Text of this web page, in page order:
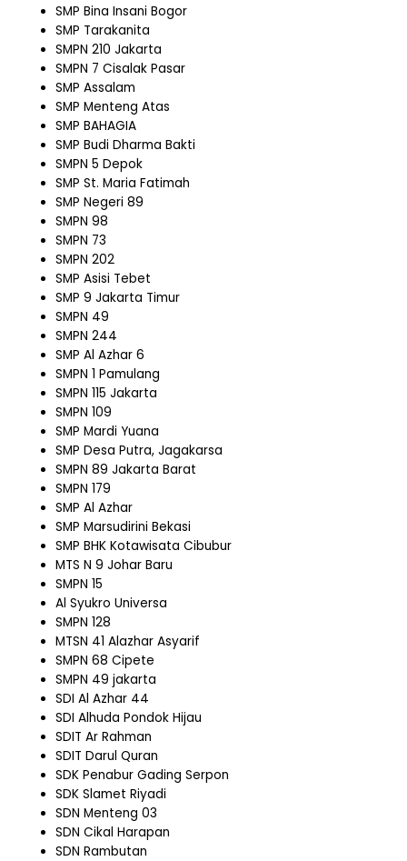
SMP Bina Insani Bogor
SMP Tarakanita
SMPN 210 Jakarta
SMPN 7 Cisalak Pasar
SMP Assalam
SMP Menteng Atas
SMP BAHAGIA
SMP Budi Dharma Bakti
SMPN 5 Depok
SMP St. Maria Fatimah
SMP Negeri 89
SMPN 98
SMPN 73
SMPN 202
SMP Asisi Tebet
SMP 9 Jakarta Timur
SMPN 49
SMPN 244
SMP Al Azhar 6
SMPN 1 Pamulang
SMPN 115 Jakarta
SMPN 109
SMP Mardi Yuana
SMP Desa Putra, Jagakarsa
SMPN 89 Jakarta Barat
SMPN 179
SMP Al Azhar
SMP Marsudirini Bekasi
SMP BHK Kotawisata Cibubur
MTS N 9 Johar Baru
SMPN 15
Al Syukro Universa
SMPN 128
MTSN 41 Alazhar Asyarif
SMPN 68 Cipete
SMPN 49 jakarta
SDI Al Azhar 44
SDI Alhuda Pondok Hijau
SDIT Ar Rahman
SDIT Darul Quran
SDK Penabur Gading Serpon
SDK Slamet Riyadi
SDN Menteng 03
SDN Cikal Harapan
SDN Rambutan